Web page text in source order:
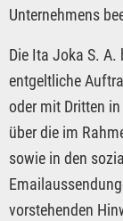
Unternehmens
Die Ita Joka S.
entgeltliche
oder mit Dritten
über die im
sowie in den
vorstehenden